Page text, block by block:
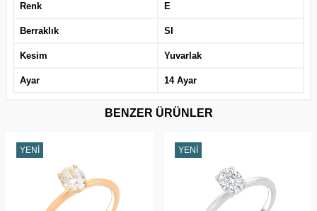
Renk E
Berraklık SI
Kesim Yuvarlak
Ayar 14 Ayar
BENZER ÜRÜNLER
YENI YENI